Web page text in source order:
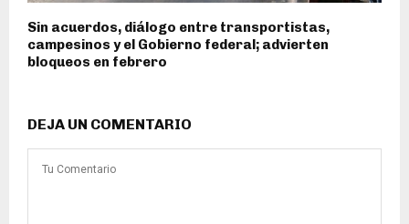
Sin acuerdos, diálogo entre transportistas,
campesinos y el Gobierno federal; advierten
bloqueos en febrero
DEJA UN COMENTARIO